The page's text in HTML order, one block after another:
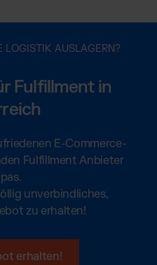
LOGISTIK AUSLAGERN?
Fulfillment in
E-Commerce-
Fulfillment Anbieter
unverbindliches,
zu erhalten!
erhalten!